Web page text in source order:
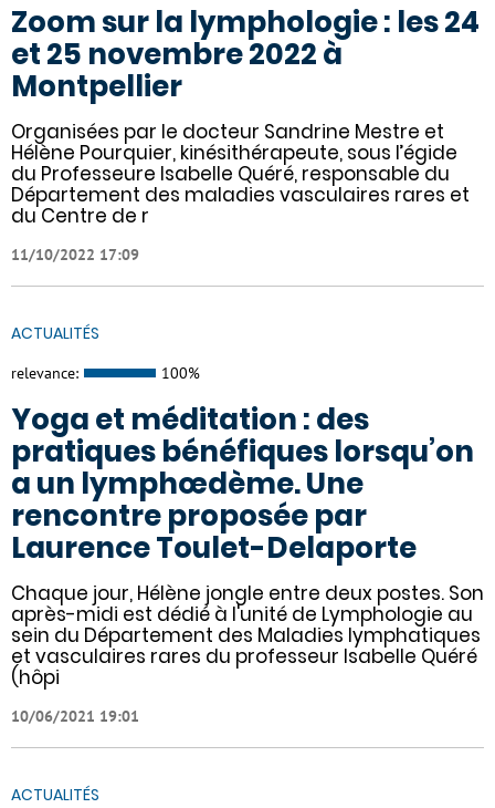
Zoom sur la lymphologie : les 24
et 25 novembre 2022 à
Montpellier
Organisées par le docteur Sandrine Mestre et
Hélène Pourquier, kinésithérapeute, sous l’égide
du Professeure Isabelle Quéré, responsable du
Département des maladies vasculaires rares et
du Centre de r
11/10/2022 17:09
ACTUALITÉS
relevance: 100%
Yoga et méditation : des
pratiques bénéfiques lorsqu’on
a un lymphœdème. Une
rencontre proposée par
Laurence Toulet-Delaporte
Chaque jour, Hélène jongle entre deux postes. Son
après-midi est dédié à l'unité de Lymphologie au
sein du Département des Maladies lymphatiques
et vasculaires rares du professeur Isabelle Quéré
(hôpi
10/06/2021 19:01
ACTUALITÉS